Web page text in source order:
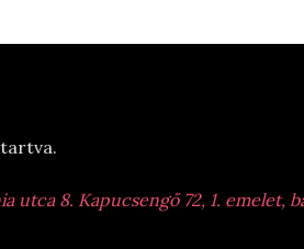
utca 8. Kapucsengő 72, 1. emelet,